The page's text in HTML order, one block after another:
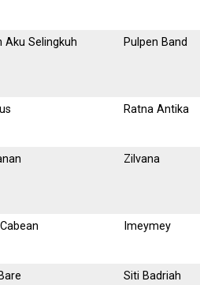
Aku Selingkuh Pulpen Band
Ratna Antika
Zilvana
Imeymey
Siti Badriah